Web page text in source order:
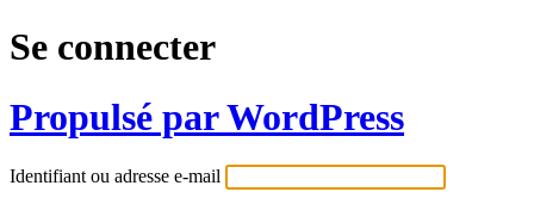
Se connecter
Propulsé par WordPress
Identifiant ou adresse e-mail